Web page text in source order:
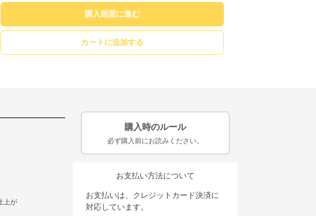
購入画面に進む
カートに追加する
上が
購入時のルール
必ず購入前にお読みください。
お支払い方法について
お支払いは、クレジットカード決済に
対応しています。